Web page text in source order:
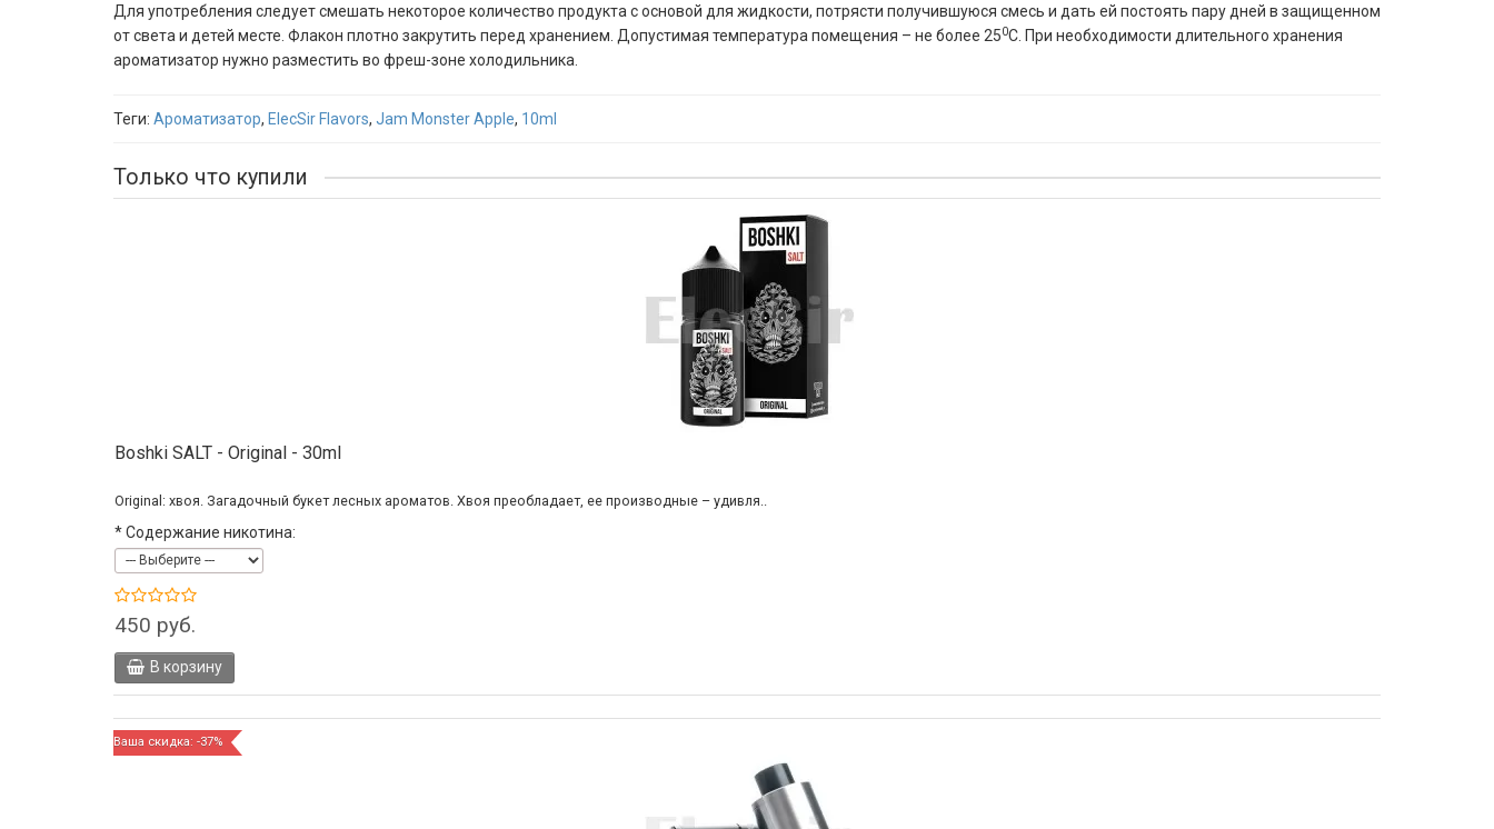
Для употребления следует смешать некоторое количество продукта с основой для жидкости, потрясти получившуюся смесь и дать ей постоять пару дней в защищенном
от света и детей месте. Флакон плотно закрутить перед хранением. Допустимая температура помещения – не более 250С. При необходимости длительного хранения
ароматизатор нужно разместить во фреш-зоне холодильника.
Теги: Ароматизатор, ElecSir Flavors, Jam Monster Apple, 10ml
Только что купили
Boshki SALT - Original - 30ml
Original: хвоя. Загадочный букет лесных ароматов. Хвоя преобладает, ее производные – удивля..
*Содержание никотина:
450 руб.
В корзину
Ваша скидка: -37%